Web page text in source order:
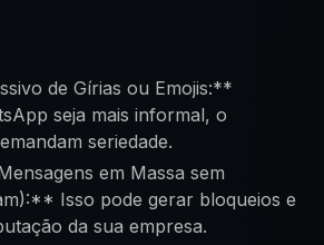
de Gírias ou Emojis:**
seja mais informal, o
seriedade.
em Massa sem
Isso pode gerar bloqueios e
da sua empresa.